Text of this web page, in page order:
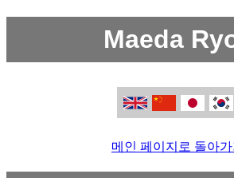
Maeda
메인 페이지로 돌아가